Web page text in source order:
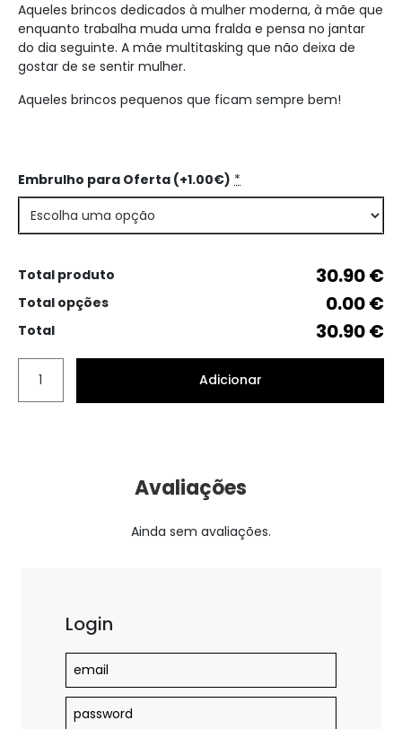
Aqueles brincos dedicados à mulher moderna, à mãe que
enquanto trabalha muda uma fralda e pensa no jantar
do dia seguinte. A mãe multitasking que não deixa de
gostar de se sentir mulher.
Aqueles brincos pequenos que ficam sempre bem!
Embrulho para Oferta (+1.00€) *
Total produto 30.90 €
Total opções 0.00 €
Total 30.90 €
Adicionar
Avaliações
Ainda sem avaliações.
Login